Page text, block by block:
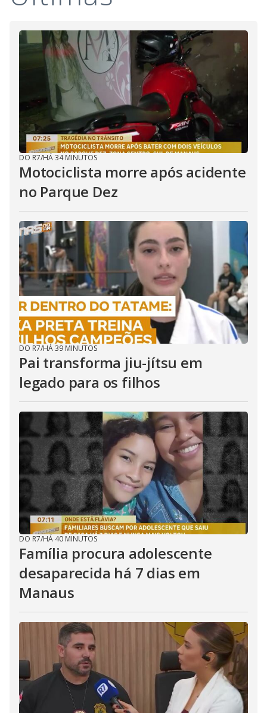
DO R7/HÁ 34 MINUTOS
Motociclista morre após acidente
no Parque Dez
DO R7/HÁ 39 MINUTOS
Pai transforma jiu-jítsu em
legado para os filhos
DO R7/HÁ 40 MINUTOS
Família procura adolescente
desaparecida há 7 dias em
Manaus